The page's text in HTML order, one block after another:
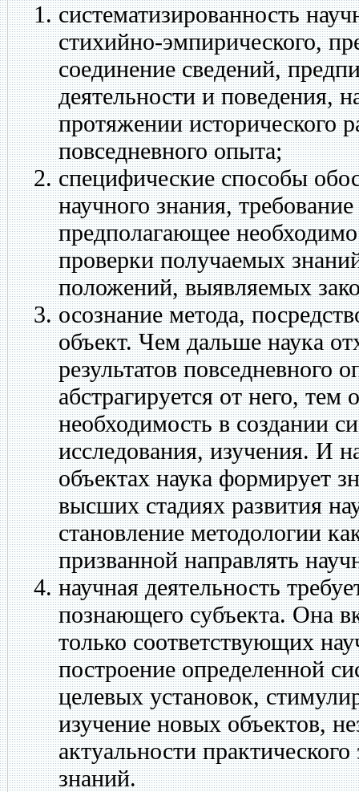
систематизированность
стихийно-эмпирического,
соединение сведений,
деятельности и поведения,
протяжении исторического
повседневного опыта;
специфические способы
научного знания,
предполагающее
проверки получаемых
положений, выявляемых
осознание метода,
объект.Чем дальше наука
результатов повседневного
абстрагируется от него, тем
необходимость в создании
исследования, изучения. И
объектах наука формирует
высших стадиях развития
становление методологии
призванной направлять
научная деятельность
познающего субъекта. Она
только соответствующих
построение определенной
целевых установок,
изучение новых объектов,
актуальности
знаний.